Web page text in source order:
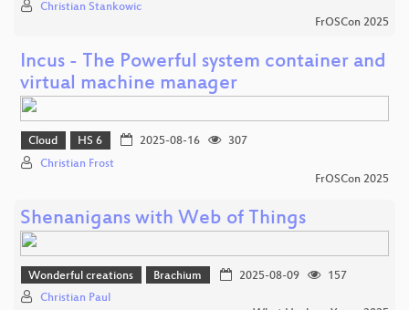
Christian Stankowic
FrOSCon 2025
Incus - The Powerful system container and
virtual machine manager
Cloud HS 6 2025-08-16
307
Christian Frost
FrOSCon 2025
Shenanigans with Web of Things
Wonderful creations Brachium 2025-08-09
157
Christian Paul